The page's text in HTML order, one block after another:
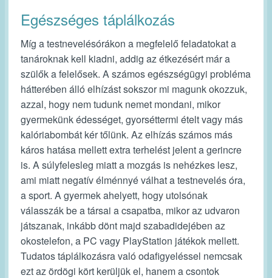
Egészséges táplálkozás
Míg a testnevelésórákon a megfelelő feladatokat a
tanároknak kell kiadni, addig az étkezésért már a
szülők a felelősek. A számos egészségügyi probléma
hátterében álló elhízást sokszor mi magunk okozzuk,
azzal, hogy nem tudunk nemet mondani, mikor
gyermekünk édességet, gyorséttermi ételt vagy más
kalóriabombát kér tőlünk. Az elhízás számos más
káros hatása mellett extra terhelést jelent a gerincre
is. A súlyfelesleg miatt a mozgás is nehézkes lesz,
ami miatt negatív élménnyé válhat a testnevelés óra,
a sport. A gyermek ahelyett, hogy utolsónak
válasszák be a társai a csapatba, mikor az udvaron
játszanak, inkább dönt majd szabadidejében az
okostelefon, a PC vagy PlayStation játékok mellett.
Tudatos táplálkozásra való odafigyeléssel nemcsak
ezt az ördögi kört kerüljük el, hanem a csontok